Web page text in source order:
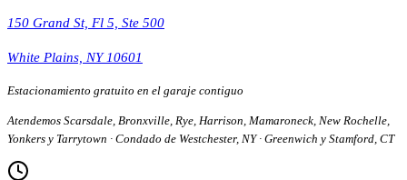
150 Grand St, Fl 5, Ste 500
White Plains, NY 10601
Estacionamiento gratuito en el garaje contiguo
Atendemos Scarsdale, Bronxville, Rye, Harrison, Mamaroneck, New Rochelle,
Yonkers y Tarrytown · Condado de Westchester, NY · Greenwich y Stamford, CT